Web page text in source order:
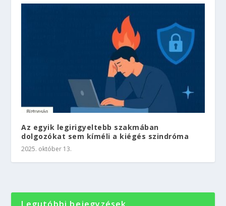
Az egyik legirigyeltebb szakmában
dolgozókat sem kíméli a kiégés szindróma
2025. október 13.